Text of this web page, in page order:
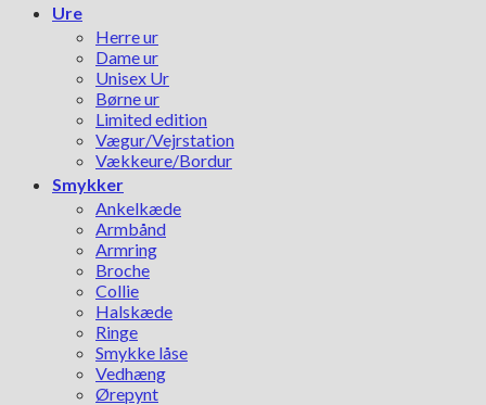
Ure
Herre ur
Dame ur
Unisex Ur
Børne ur
Limited edition
Vægur/Vejrstation
Vækkeure/Bordur
Smykker
Ankelkæde
Armbånd
Armring
Broche
Collie
Halskæde
Ringe
Smykke låse
Vedhæng
Ørepynt